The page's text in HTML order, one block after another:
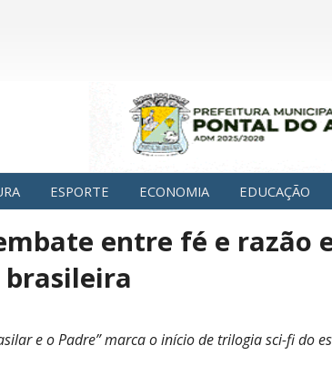
ESPORTE ECONOMIA EDUCAÇÃO
entre fé e razão
e o Padre” marca o início de trilogia sci-fi do